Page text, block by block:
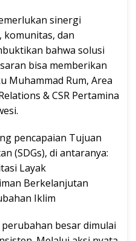
sinergi
komunitas, dan
bahwa solusi
bisa memberikan
Muhammad Rum, Area
& CSR Pertamina
pencapaian Tujuan
(SDGs), di antaranya:
Layak
Berkelanjutan
Iklim
besar dimulai